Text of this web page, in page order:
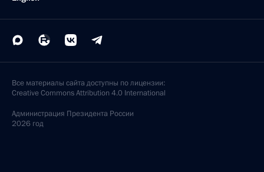
Все материалы сайта доступны по лицензии:
Creative Commons Attribution 4.0 International
Администрация Президента России
2026 год